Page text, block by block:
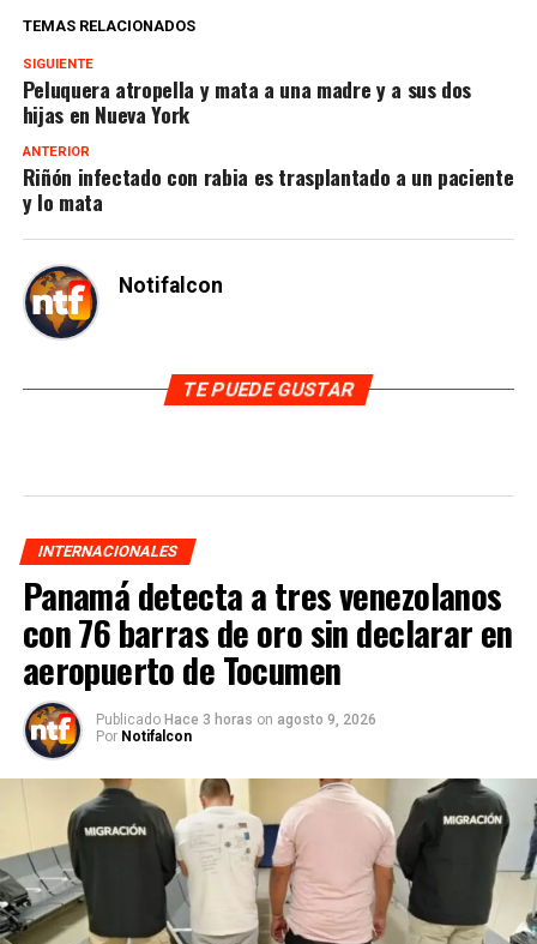
TEMAS RELACIONADOS
SIGUIENTE
Peluquera atropella y mata a una madre y a sus dos
hijas en Nueva York
ANTERIOR
Riñón infectado con rabia es trasplantado a un paciente
y lo mata
Notifalcon
TE PUEDE GUSTAR
INTERNACIONALES
Panamá detecta a tres venezolanos
con 76 barras de oro sin declarar en
aeropuerto de Tocumen
Publicado Hace 3 horas on agosto 9, 2026
Por Notifalcon